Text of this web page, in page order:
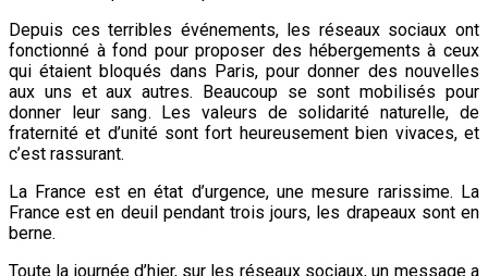
Depuis ces terribles événements, les réseaux sociaux ont
fonctionné à fond pour proposer des hébergements à ceux
qui étaient bloqués dans Paris, pour donner des nouvelles
aux uns et aux autres. Beaucoup se sont mobilisés pour
donner leur sang. Les valeurs de solidarité naturelle, de
fraternité et d’unité sont fort heureusement bien vivaces, et
c’est rassurant.
La France est en état d’urgence, une mesure rarissime. La
France est en deuil pendant trois jours, les drapeaux sont en
berne.
Toute la journée d’hier, sur les réseaux sociaux, un message a